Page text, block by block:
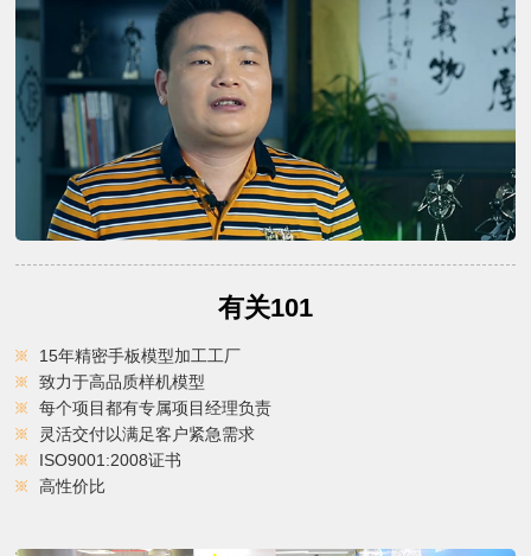
有关101
15年精密手板模型加工工厂
致力于高品质样机模型
每个项目都有专属项目经理负责
灵活交付以满足客户紧急需求
ISO9001:2008证书
高性价比